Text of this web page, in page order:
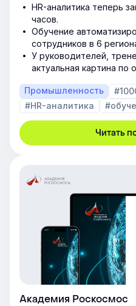
HR-аналитика теперь
часов.
Обучение
сотрудников в 6
У руководителей,
актуальная картина по
Промышленность
#HR-аналитика
Читать
Академия Роскосмос